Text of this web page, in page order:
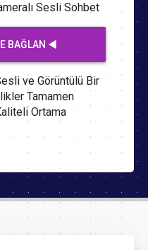
Sesli Sohbet
BAĞLAN ◀️
ve Görüntülü Bir
Tamamen
Ortama